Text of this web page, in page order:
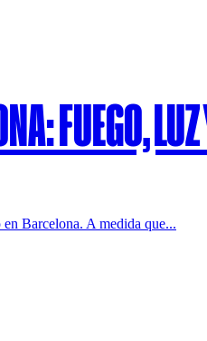
FUEGO,
en Barcelona. A medida que...